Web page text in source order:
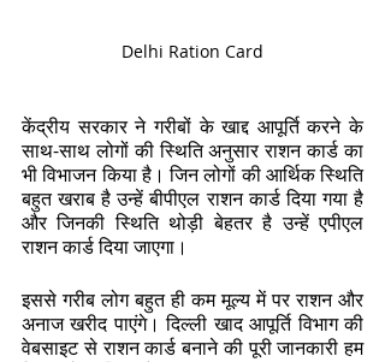
Delhi Ration Card
केंद्रीय सरकार ने गरीबों के खाद्द आपूर्ति करने के
साथ-साथ लोगों की स्थिति अनुसार राशन कार्ड का
भी विभाजन किया है। जिन लोगों की आर्थिक स्थिति
बहुत खराब है उन्हें बीपीएल राशन कार्ड दिया गया है
और जिनकी स्थिति थोड़ी बेहतर है उन्हें एपीएल
राशन कार्ड दिया जाएगा।
इससे गरीब लोग बहुत ही कम मूल्य में पर राशन और
अनाज खरीद पाएंगे। दिल्ली खाद आपूर्ति विभाग की
वेबसाइट से राशन कार्ड बनाने की पूरी जानकारी हम